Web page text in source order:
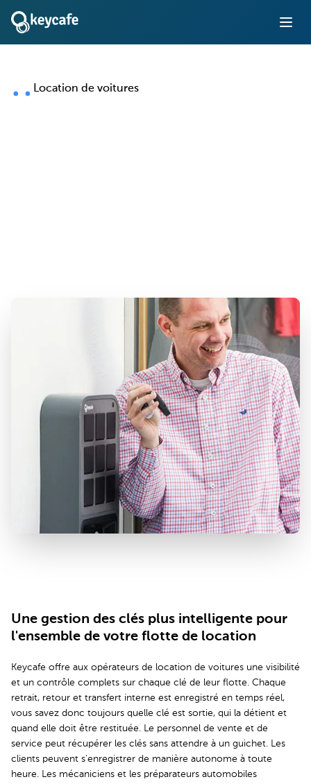
Location de voitures
Une gestion des clés plus intelligente pour
l'ensemble de votre flotte de location
Keycafe offre aux opérateurs de location de voitures une visibilité
et un contrôle complets sur chaque clé de leur flotte. Chaque
retrait, retour et transfert interne est enregistré en temps réel,
vous savez donc toujours quelle clé est sortie, qui la détient et
quand elle doit être restituée. Le personnel de vente et de
service peut récupérer les clés sans attendre à un guichet. Les
clients peuvent s'enregistrer de manière autonome à toute
heure. Les mécaniciens et les préparateurs automobiles